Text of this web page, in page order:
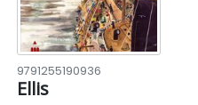
9791255190936
Ellis